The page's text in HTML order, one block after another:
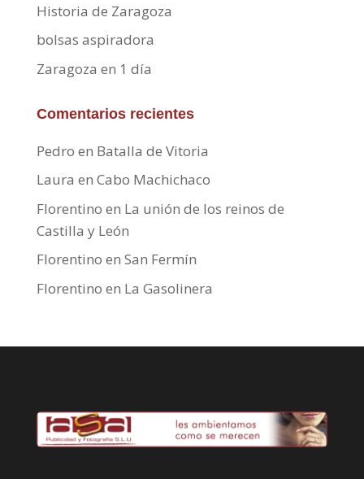
Historia de Zaragoza
bolsas aspiradora
Zaragoza en 1 día
Comentarios recientes
Pedro en Batalla de Vitoria
Laura en Cabo Machichaco
Florentino en La unión de los reinos de
Castilla y León
Florentino en San Fermín
Florentino en La Gasolinera